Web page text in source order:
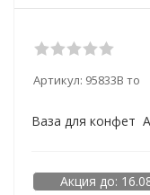
Артикул: 95833B то
Ваза для конфет
Акция до: